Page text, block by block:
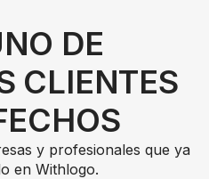
DE
CLIENTES
y profesionales que ya
en Withlogo.